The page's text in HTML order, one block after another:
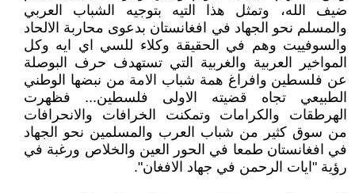
ضيف الله، وتمثل هذا التيه بتوجيه الشباب العربي
والمسلم نحو الجهاد في افغانستان بدعوى محاربة الالحاد
والسوفييت وهم في الحقيقة وكلاء للسي اي ايه وكل
المواخير العربية والغربية التي تستهدف حرف البوصلة
عن فلسطين وافراغ همة شباب الامة من نبضها الوطني
الطبيعي تجاه قضيته الاولى فلسطين... فظهرت
الهرطقات والكرامات وتمكنت الخرافات والانحرافات
من سوق كثير من شباب العرب والمسلمين نحو الجهاد
في افغانستان طمعا في الحور العين والخلاص ورغبة في
رؤية "ايات الرحمن في جهاد الافغان".